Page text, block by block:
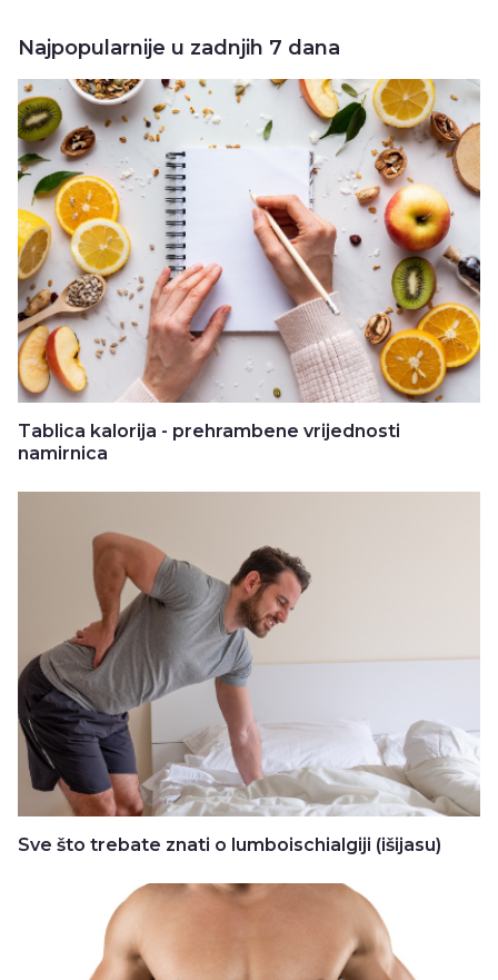
Najpopularnije u zadnjih 7 dana
Tablica kalorija - prehrambene vrijednosti
namirnica
Sve što trebate znati o lumboischialgiji (išijasu)